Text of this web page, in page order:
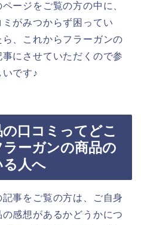
ージをご覧の方の中に、
ミがみつからず困ってい
、これからフラーガンの
にさせていただくので参
です♪
口コミってどこ
ーガンの商品の
る人へ
事をご覧の方は、ご自身
感想があるかどうかにつ